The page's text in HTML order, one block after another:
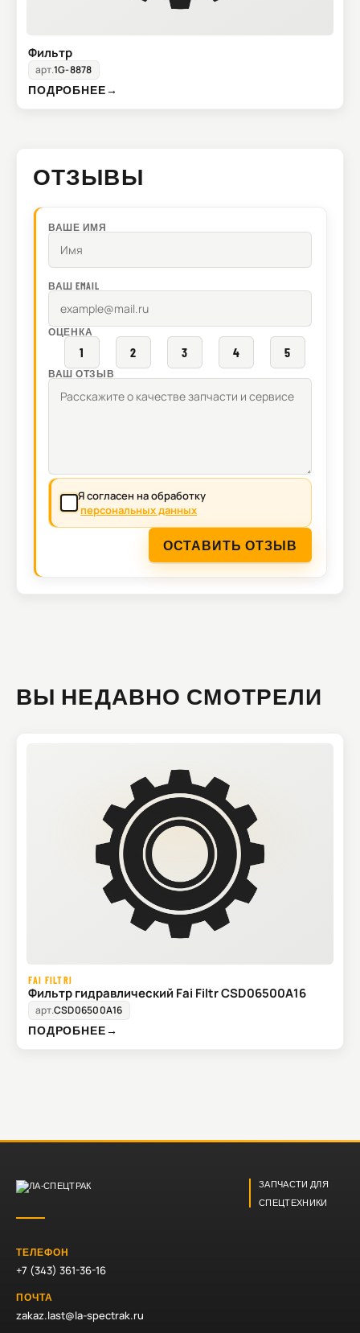
Фильтр
арт.1G-8878
ПОДРОБНЕЕ→
ОТЗЫВЫ
ВАШЕ ИМЯ
ВАШ EMAIL
ОЦЕНКА
1 2 3 4 5
ВАШ ОТЗЫВ
Я согласен на обработку
персональных данных
ОСТАВИТЬ ОТЗЫВ
ВЫ НЕДАВНО СМОТРЕЛИ
FAI FILTRI
Фильтр гидравлический Fai Filtr CSD06500A16
арт.CSD06500A16
ПОДРОБНЕЕ→
ЗАПЧАСТИ ДЛЯ
СПЕЦТЕХНИКИ
ТЕЛЕФОН
+7 (343) 361-36-16
ПОЧТА
zakaz.last@la-spectrak.ru